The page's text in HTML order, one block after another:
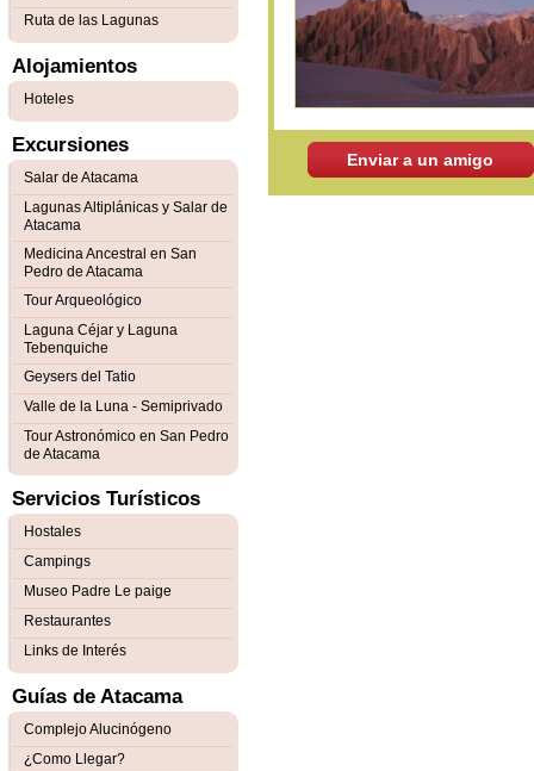
Enviar a un amigo
Ruta de las Lagunas
Alojamientos
Hoteles
Excursiones
Salar de Atacama
Lagunas Altiplánicas y Salar de
Atacama
Medicina Ancestral en San
Pedro de Atacama
Tour Arqueológico
Laguna Céjar y Laguna
Tebenquiche
Geysers del Tatio
Valle de la Luna - Semiprivado
Tour Astronómico en San Pedro
de Atacama
Servicios Turísticos
Hostales
Campings
Museo Padre Le paige
Restaurantes
Links de Interés
Guías de Atacama
Complejo Alucinógeno
¿Como Llegar?